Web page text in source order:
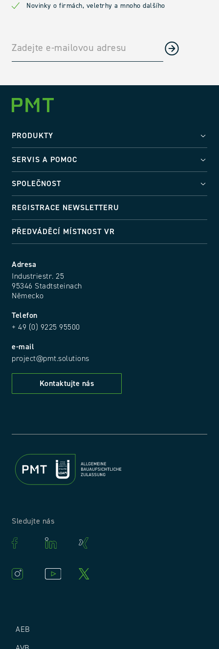
Novinky o firmách, veletrhy a mnoho dalšího
Adresa
Industriestr. 25
95346 Stadtsteinach
Německo
Telefon
+ 49 (0) 9225 95500
e-mail
project@pmt.solutions
Kontaktujte nás
PRODUKTY
SERVIS A POMOC
SPOLEČNOST
REGISTRACE NEWSLETTERU
PŘEDVÁDĚCÍ MÍSTNOST VR
AEB
Sledujte nás